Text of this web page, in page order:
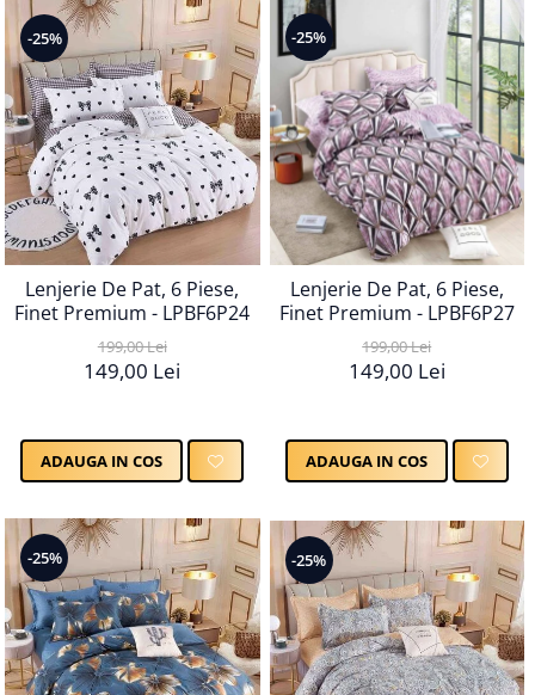
-25%
Lenjerie De Pat, 6 Piese,
Finet Premium - LPBF6P24
199,00 Lei
149,00 Lei
ADAUGA IN COS
-25%
Lenjerie De Pat, 6 Piese,
Finet Premium - LPBF6P27
199,00 Lei
149,00 Lei
ADAUGA IN COS
-25% -25%